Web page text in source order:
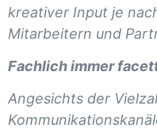
kreativer Input je
Mitarbeitern und
Fachlich immer
Angesichts der